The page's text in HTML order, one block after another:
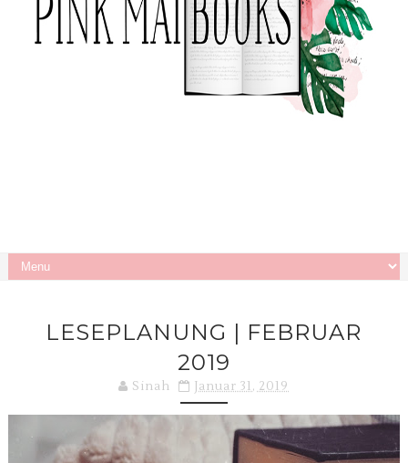
LESEPLANUNG | FEBRUAR
2019
Sinah Januar 31, 2019